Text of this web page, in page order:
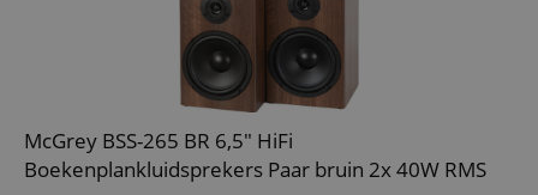
McGrey BSS-265 BR 6,5" HiFi
Boekenplankluidsprekers Paar bruin 2x 40W RMS